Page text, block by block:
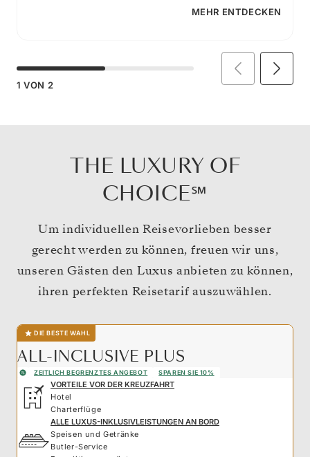
MEHR ENTDECKEN
1 VON 2
THE LUXURY OF
CHOICE℠
Um individuellen Reisevorlieben besser
gerecht werden zu können, freuen wir uns,
unseren Gästen den Luxus anbieten zu können,
ihren perfekten Reisetarif auszuwählen.
DIE BESTE WAHL
ALL-INCLUSIVE PLUS
ZEITLICH BEGRENZTES ANGEBOT SPAREN SIE 10%
VORTEILE VOR DER KREUZFAHRT
Hotel
Charterflüge
ALLE LUXUS-INKLUSIVLEISTUNGEN AN BORD
Speisen und Getränke
Butler-Service